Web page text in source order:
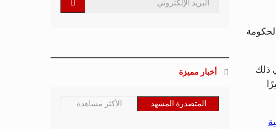
تمرّدا ضد الحكومة
ذلك
أخبار مميزة
المتصدرة المشهد الأكثر مشاهدة